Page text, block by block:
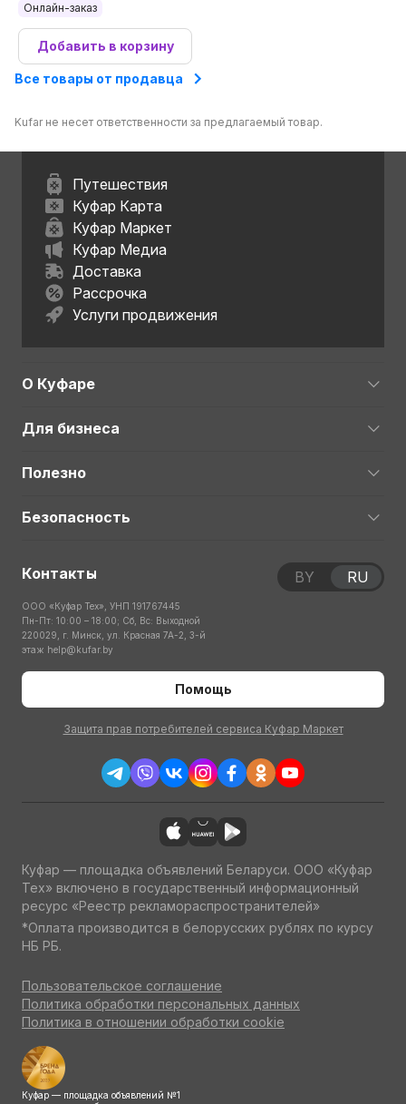
Онлайн-заказ
Добавить в корзину
Все товары от продавца
Kufar не несет ответственности за предлагаемый товар.
Путешествия
Куфар Карта
Куфар Маркет
Куфар Медиа
Доставка
Рассрочка
Услуги продвижения
О Куфаре
Для бизнеса
Полезно
Безопасность
Контакты
ООО «Куфар Тех», УНП 191767445
Пн-Пт: 10:00 – 18:00; Сб, Вс: Выходной
220029, г. Минск, ул. Красная 7А-2, 3-й
этаж help@kufar.by
Помощь
Защита прав потребителей сервиса Куфар Маркет
BY RU
Куфар — площадка объявлений Беларуси. ООО «Куфар
Тех» включено в государственный информационный
ресурс «Реестр рекламораспространителей»
*Оплата производится в белорусских рублях по курсу
НБ РБ.
Пользовательское соглашение
Политика обработки персональных данных
Политика в отношении обработки cookie
Куфар — площадка объявлений №1